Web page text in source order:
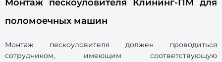
Монтаж пескоуловителя Клининг-ПМ для
поломоечных машин
Монтаж пескоуловителя должен проводиться
сотрудником, имеющим соответствующую